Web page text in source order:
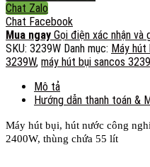
Chat Zalo
Chat Facebook
Mua ngay Gọi điện xác nhận và
SKU: 3239W Danh mục: Máy hút
3239W, máy hút bụi sancos
Mô tả
Hướng dẫn thanh toán &
Máy hút bụi, hút nước công
2400W, thùng chứa 55 lít